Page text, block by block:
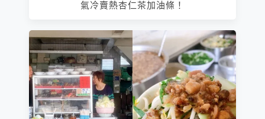
氣冷賣熱杏仁茶加油條！